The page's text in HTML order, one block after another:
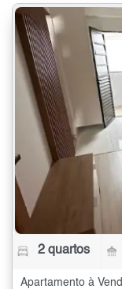
2 quartos
Apartamento à